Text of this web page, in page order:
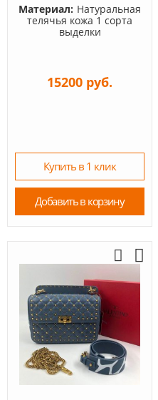
Материал: Натуральная
телячья кожа 1 сорта
выделки
15200 руб.
Купить в 1 клик
Добавить в корзину